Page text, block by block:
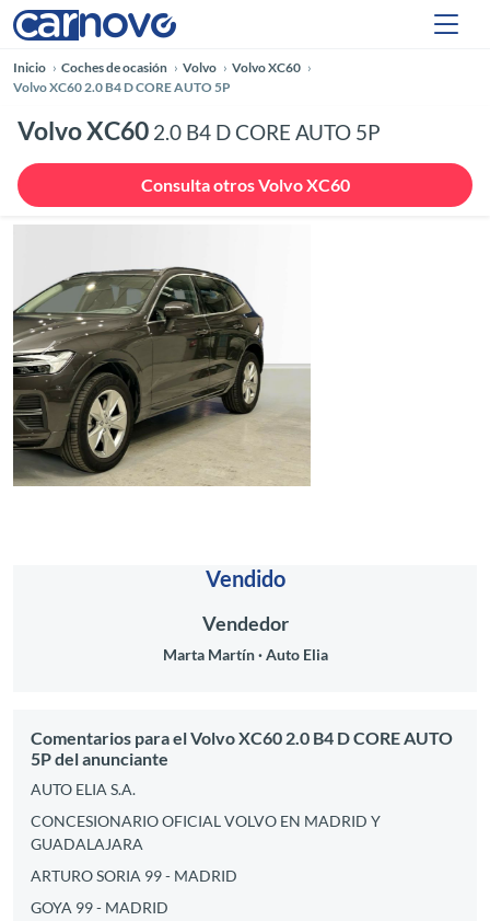
Inicio Coches de ocasión Volvo
Volvo XC60
Volvo XC60 2.0 B4 D CORE AUTO 5P
Volvo XC60 2.0 B4 D CORE AUTO 5P
Consulta otros Volvo XC60
Anterior
Vendido
Vendedor
Marta Martín Auto Elia
Comentarios para el Volvo XC60 2.0 B4 D CORE AUTO
5P del anunciante
AUTO ELIA S.A.
CONCESIONARIO OFICIAL VOLVO EN MADRID Y
GUADALAJARA
ARTURO SORIA 99 - MADRID
GOYA 99 - MADRID